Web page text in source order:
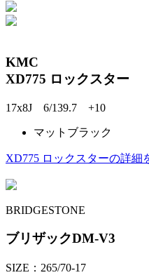
KMC
XD775 ロックスター
17x8J 6/139.7 +10
マットブラック
XD775 ロックスターの詳細
BRIDGESTONE
ブリザックDM-V3
SIZE：265/70-17